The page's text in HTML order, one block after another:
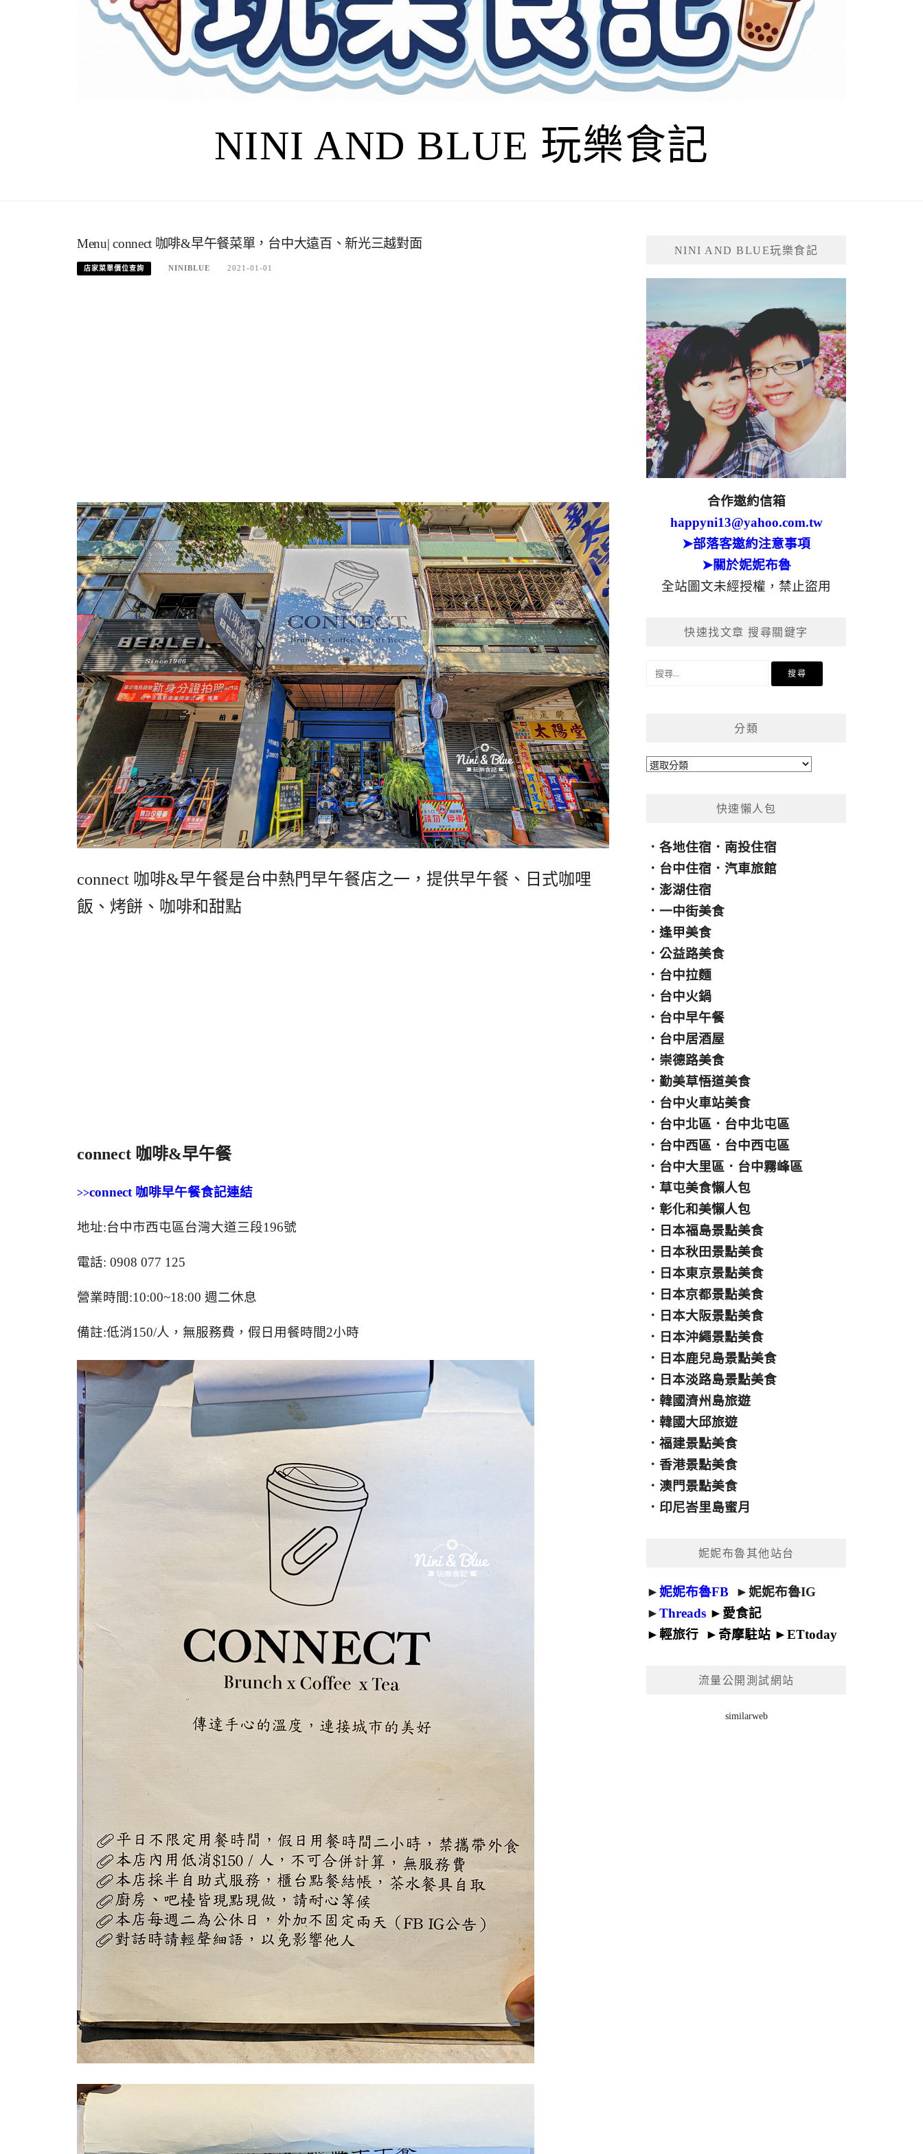
NINI AND BLUE 玩樂食記
Menu| connect 咖啡&早午餐菜單，台中大遠百、新光三越對面
店家菜單價位查詢 NINIBLUE 2021-01-01
connect 咖啡&早午餐是台中熱門早午餐店之一，提供早午餐、日式咖哩
飯、烤餅、咖啡和甜點
connect 咖啡&早午餐
>>connect 咖啡早午餐食記連結
地址:台中市西屯區台灣大道三段196號
電話: 0908 077 125
營業時間:10:00~18:00 週二休息
備註:低消150/人，無服務費，假日用餐時間2小時
NINI AND BLUE玩樂食記
合作邀約信箱
happyni13@yahoo.com.tw
➤部落客邀約注意事項
➤關於妮妮布魯
全站圖文未經授權，禁止盜用
快速找文章 搜尋關鍵字
分類
分
快速懶人包
．各地住宿 ． 南投住宿
． 台中住宿 ．汽車旅館
．澎湖住宿
．一中街美食
．逢甲美食
．公益路美食
． 台中拉麵
． 台中火鍋
． 台中早午餐
． 台中居酒屋
． 崇德路美食
．勤美草悟道美食
． 台中火車站美食
． 台中北區 ． 台中北屯區
． 台中西區 ． 台中西屯區
． 台中大里區 ． 台中霧峰區
． 草屯美食懶人包
．彰化和美懶人包
． 日本福島景點美食
． 日本秋田景點美食
． 日本東京景點美食
． 日本京都景點美食
． 日本大阪景點美食
． 日本沖繩景點美食
． 日本鹿兒島景點美食
． 日本淡路島景點美食
．韓國濟州島旅遊
．韓國大邱旅遊
．福建景點美食
．香港景點美食
．澳門景點美食
． 印尼峇里島蜜月
妮妮布魯其他站台
►妮妮布魯FB ►妮妮布魯IG
►Threads ► 愛食記
►輕旅行 ► 奇摩駐站 ►ETtoday
流量公開測試網站
similarweb